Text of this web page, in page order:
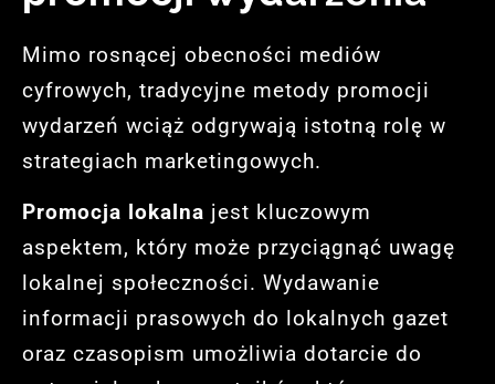
Mimo rosnącej obecności mediów
cyfrowych, tradycyjne metody promocji
wydarzeń wciąż odgrywają istotną rolę w
strategiach marketingowych.
Promocja lokalna jest kluczowym
aspektem, który może przyciągnąć uwagę
lokalnej społeczności. Wydawanie
informacji prasowych do lokalnych gazet
oraz czasopism umożliwia dotarcie do